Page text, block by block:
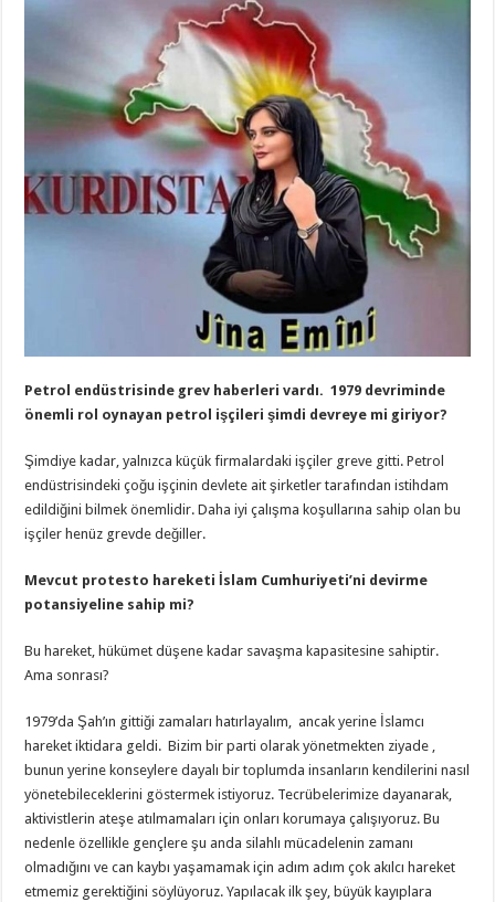
Petrol endüstrisinde grev haberleri vardı. 1979 devriminde
önemli rol oynayan petrol işçileri şimdi devreye mi giriyor?
Şimdiye kadar, yalnızca küçük firmalardaki işçiler greve gitti. Petrol
endüstrisindeki çoğu işçinin devlete ait şirketler tarafından istihdam
edildiğini bilmek önemlidir. Daha iyi çalışma koşullarına sahip olan bu
işçiler henüz grevde değiller.
Mevcut protesto hareketi İslam Cumhuriyeti’ni devirme
potansiyeline sahip mi?
Bu hareket, hükümet düşene kadar savaşma kapasitesine sahiptir.
Ama sonrası?
1979’da Şah’ın gittiği zamaları hatırlayalım, ancak yerine İslamcı
hareket iktidara geldi. Bizim bir parti olarak yönetmekten ziyade ,
bunun yerine konseylere dayalı bir toplumda insanların kendilerini nasıl
yönetebileceklerini göstermek istiyoruz. Tecrübelerimize dayanarak,
aktivistlerin ateşe atılmamaları için onları korumaya çalışıyoruz. Bu
nedenle özellikle gençlere şu anda silahlı mücadelenin zamanı
olmadığını ve can kaybı yaşamamak için adım adım çok akılcı hareket
etmemiz gerektiğini söylüyoruz. Yapılacak ilk şey, büyük kayıplara